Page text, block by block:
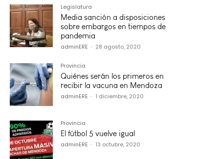
Legislatura
Media sanción a disposiciones
sobre embargos en tiempos de
pandemia
adminERE - 28 agosto, 2020
Provincia
Quiénes serán los primeros en
recibir la vacuna en Mendoza
adminERE - 1 diciembre, 2020
Provincia
El fútbol 5 vuelve igual
adminERE - 13 octubre, 2020